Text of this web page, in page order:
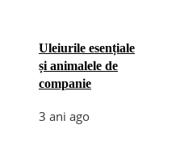
Uleiurile esențiale
și animalele de
companie
3 ani ago